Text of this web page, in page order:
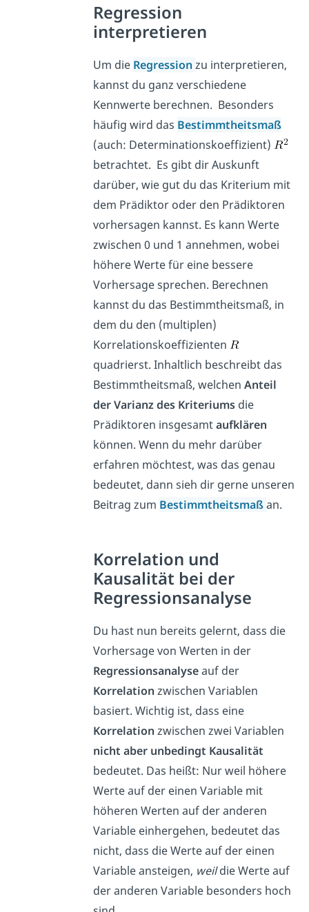
Regression
interpretieren
Um die Regression zu interpretieren,
kannst du ganz verschiedene
Kennwerte berechnen. Besonders
häufig wird das Bestimmtheitsmaß
(auch: Determinationskoeffizient)
betrachtet. Es gibt dir Auskunft
darüber, wie gut du das Kriterium mit
dem Prädiktor oder den Prädiktoren
vorhersagen kannst. Es kann Werte
zwischen 0 und 1 annehmen, wobei
höhere Werte für eine bessere
Vorhersage sprechen. Berechnen
kannst du das Bestimmtheitsmaß, in
dem du den (multiplen)
Korrelationskoeffizienten
quadrierst. Inhaltlich beschreibt das
Bestimmtheitsmaß, welchen Anteil
der Varianz des Kriteriumsdie
Prädiktoren insgesamtaufklären
können. Wenn du mehr darüber
erfahren möchtest, was das genau
bedeutet, dann sieh dir gerne unseren
Beitrag zum Bestimmtheitsmaßan.
Korrelation und
Kausalität bei der
Regressionsanalyse
Du hast nun bereits gelernt, dass die
Vorhersage von Werten in der
Regressionsanalyseauf der
Korrelation zwischen Variablen
basiert. Wichtig ist, dass eine
Korrelation zwischen zwei Variablen
nicht aber unbedingt Kausalität
bedeutet. Das heißt: Nur weil höhere
Werte auf der einen Variable mit
höheren Werten auf der anderen
Variable einhergehen, bedeutet das
nicht, dass die Werte auf der einen
Variable ansteigen, weildie Werte auf
der anderen Variable besonders hoch